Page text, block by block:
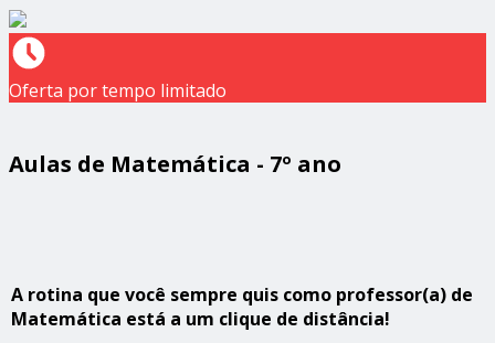
Oferta por tempo limitado
Aulas de Matemática - 7º ano
A rotina que você sempre quis como professor(a) de
Matemática está a um clique de distância!